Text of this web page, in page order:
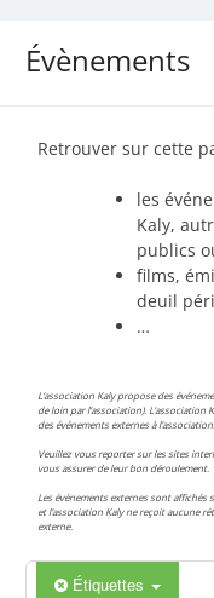
Évènements
Retrouver sur cette
les
Kaly,
publics
films,
deuil
…
L’association Kaly propose des
de loin par l’association).
des événements externes à l’association.
Veuillez vous reporter sur les sites
vous assurer de leur bon déroulement.
Les événements externes sont
et l’association Kaly ne reçoit aucune
externe.
Étiquettes
00:00
04:00
05:00
06:00